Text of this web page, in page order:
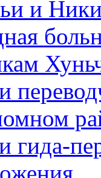
и
гида-